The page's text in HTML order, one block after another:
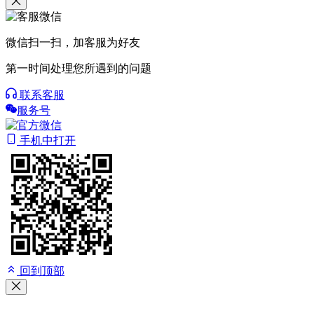
微信扫一扫，加客服为好友
第一时间处理您所遇到的问题
联系客服
服务号
手机中打开
回到顶部